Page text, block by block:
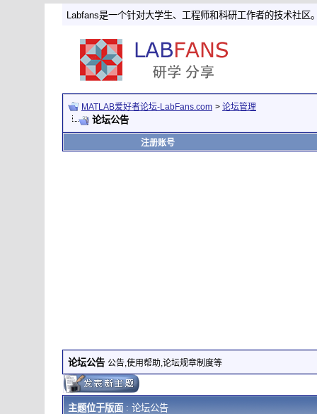
Labfans是一个针对大学生、工程师和科研工作者的技术社区
MATLAB爱好者论坛-LabFans.com > 论坛管理
论坛公告
注册账号
论坛公告 公告,使用帮助,论坛规章制度等
主题位于版面: 论坛公告